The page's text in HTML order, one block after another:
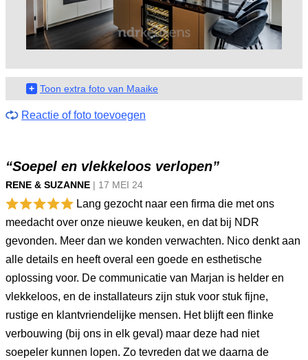
+ Toon extra foto van Maaike
Reactie of foto toevoegen
“Soepel en vlekkeloos verlopen”
RENE & SUZANNE | 17 MEI 24
Lang gezocht naar een firma die met ons
meedacht over onze nieuwe keuken, en dat bij NDR
gevonden. Meer dan we konden verwachten. Nico denkt aan
alle details en heeft overal een goede en esthetische
oplossing voor. De communicatie van Marjan is helder en
vlekkeloos, en de installateurs zijn stuk voor stuk fijne,
rustige en klantvriendelijke mensen. Het blijft een flinke
verbouwing (bij ons in elk geval) maar deze had niet
soepeler kunnen lopen. Zo tevreden dat we daarna de